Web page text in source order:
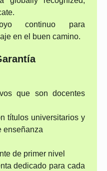
continuo para
en el buen camino.
que son docentes
títulos universitarios y
enseñanza
de primer nivel
dedicado para cada